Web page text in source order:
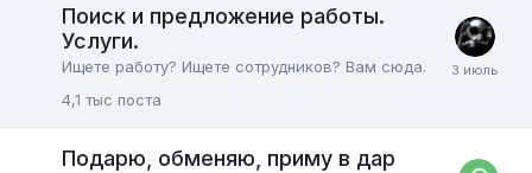
Поиск и предложение работы.
Услуги.
Ищете работу? Ищете сотрудников? Вам сюда.
4,1 тыс поста
Подарю, обменяю, приму в дар